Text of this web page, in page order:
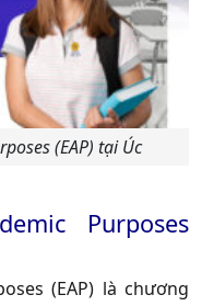
(EAP) tại Úc
Purposes
(EAP) là chương